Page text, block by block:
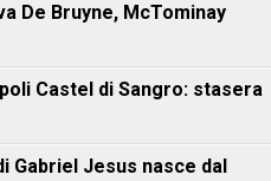
De Bruyne, McTominay
Castel di Sangro: stasera
Gabriel Jesus nasce dal